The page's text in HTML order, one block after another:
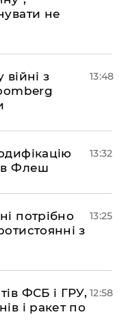
не
з
13:48
Флеш
13:32
потрібно
з
13:25
ФСБ і ГРУ,
і ракет по
12:58